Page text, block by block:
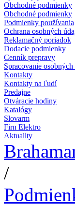
Obchodné podmienky
Obchodné podmienky
Podmienky používania
Ochrana osobných
Reklamačný poriadok
Dodacie podmienky
Cenník prepravy
Spracovanie
Kontakty
Kontakty na ľudí
Predajne
Otváracie hodiny
Katalógy
Slovarm
Firn Elektro
Aktuality
/